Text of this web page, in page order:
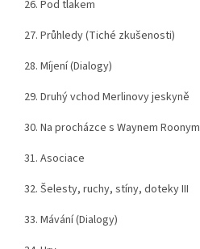
26. Pod tlakem
27. Průhledy (Tiché zkušenosti)
28. Míjení (Dialogy)
29. Druhý vchod Merlinovy jeskyně
30. Na procházce s Waynem Roonym
31. Asociace
32. Šelesty, ruchy, stíny, doteky III
33. Mávání (Dialogy)